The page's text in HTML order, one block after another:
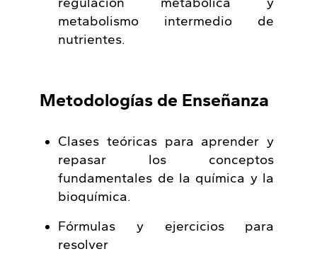
metabolismo intermedio de
nutrientes.
Metodologías de Enseñanza
Clases teóricas para aprender y
repasar los conceptos
fundamentales de la química y la
bioquímica.
Fórmulas y ejercicios para
resolver